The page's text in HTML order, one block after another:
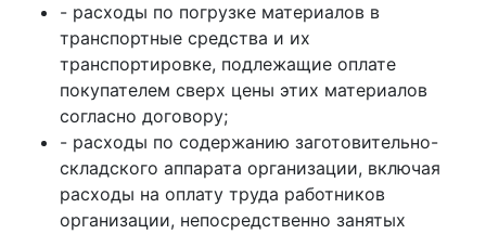
- расходы по погрузке материалов в
транспортные средства и их
транспортировке, подлежащие оплате
покупателем сверх цены этих материалов
согласно договору;
- расходы по содержанию заготовительно-
складского аппарата организации, включая
расходы на оплату труда работников
организации, непосредственно занятых